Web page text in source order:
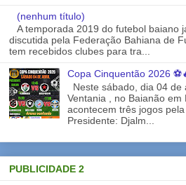
(nenhum título)
A temporada 2019 do futebol baiano
discutida pela Federação Bahiana de
tem recebidos clubes para tra...
Copa Cinquentão 2026
Neste sábado, dia 04 de
Ventania , no Baianão em
acontecem três jogos
Presidente: Djalm...
PUBLICIDADE 2